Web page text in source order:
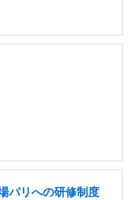
パリへの研修制度